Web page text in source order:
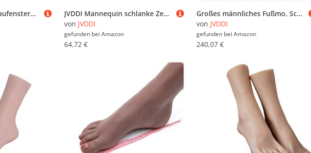
JVDDI Weibliche Schaufensterpuppe Silikon Fuß Blutgefäße Flüssigkeitsmo for Nail Art Zeichnung Reflexzonenmassage Praxis Footjob ZH3800(Toes with Bone,One Pair)
JVDDI Mannequin schlanke Zehen Fußmodell, griechische Füße Schuhsocken for Kunst Fake Nail Display Tarsel Silikon weiblicher Fußfetisch 3901(Skin Toes No Bone,Right Foot)
von JVDDI
gefunden bei Amazon
64,72 €
Großes männliches Fußmo, Schaufensterpuppe, künstliche Nägel, Gummi, Kunststofffüße, Dummy, menschliches Silikon, medizinische Schuhe, Shooting-Display-Requisiten, TPE 4601(Toes bone,One pair of feet)
von JVDDI
gefunden bei Amazon
240,07 €